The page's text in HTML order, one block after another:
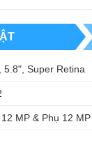
5.8", Super Retina
MP & Phụ 12 MP